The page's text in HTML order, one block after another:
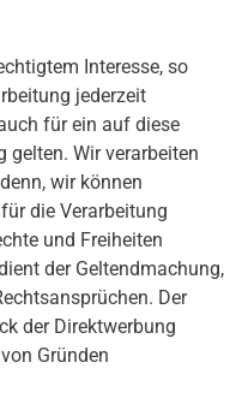
Interesse, so
jederzeit
für ein auf diese
Wir verarbeiten
wir können
die Verarbeitung
und Freiheiten
der Geltendmachung,
Der
der Direktwerbung
Gründen